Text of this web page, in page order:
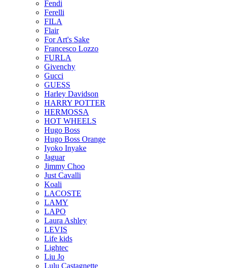
Fendi
Ferelli
FILA
Flair
For Art's Sake
Francesco Lozzo
FURLA
Givenchy
Gucci
GUESS
Harley Davidson
HARRY POTTER
HERMOSSA
HOT WHEELS
Hugo Boss
Hugo Boss Orange
Iyoko Inyake
Jaguar
Jimmy Choo
Just Cavalli
Koali
LACOSTE
LAMY
LAPO
Laura Ashley
LEVIS
Life kids
Lightec
Liu Jo
Lulu Castagnette